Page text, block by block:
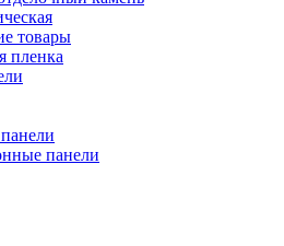
товары
пленка
панели